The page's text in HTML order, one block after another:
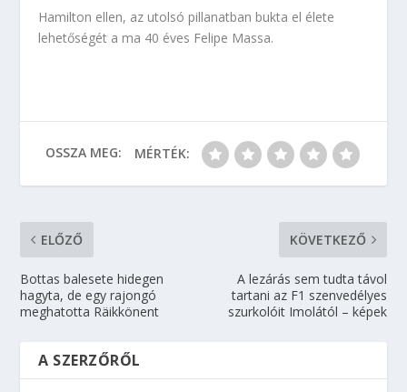
Hamilton ellen, az utolsó pillanatban bukta el élete
lehetőségét a ma 40 éves Felipe Massa.
OSSZA MEG: MÉRTÉK:
ELŐZŐ
Bottas balesete hidegen
hagyta, de egy rajongó
meghatotta Räikkönent
KÖVETKEZŐ
A lezárás sem tudta távol
tartani az F1 szenvedélyes
szurkolóit Imolától – képek
A SZERZŐRŐL